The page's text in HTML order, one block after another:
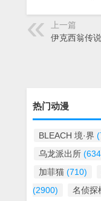
上一篇
伊克西翁传
热门动漫
BLEACH 境·界
乌龙派出所
加菲猫 (710)
(2900)
名侦探